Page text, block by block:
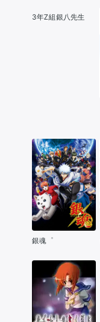
3年Z組銀八先生
銀魂゜